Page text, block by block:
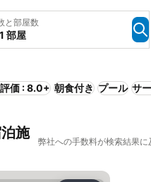
と部屋数
部屋
価 : 8.0+ 朝食付き プール サ
施
弊社への手数料が検索結果